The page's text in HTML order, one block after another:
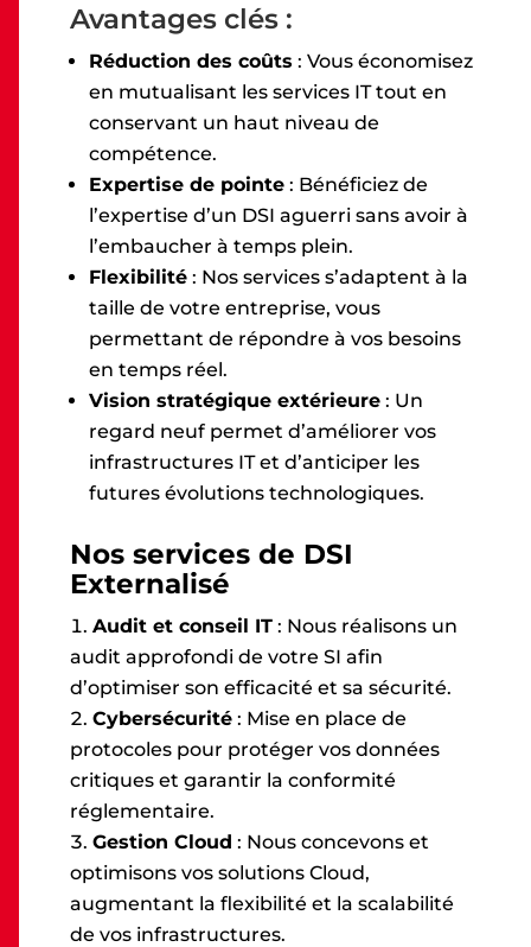
Avantages clés :
Réduction des coûts : Vous économisez
en mutualisant les services IT tout en
conservant un haut niveau de
compétence.
Expertise de pointe : Bénéficiez de
l’expertise d’un DSI aguerri sans avoir à
l’embaucher à temps plein.
Flexibilité : Nos services s’adaptent à la
taille de votre entreprise, vous
permettant de répondre à vos besoins
en temps réel.
Vision stratégique extérieure : Un
regard neuf permet d’améliorer vos
infrastructures IT et d’anticiper les
futures évolutions technologiques.
Nos services de DSI
Externalisé
Audit et conseil IT : Nous réalisons un
audit approfondi de votre SI afin
d’optimiser son efficacité et sa sécurité.
Cybersécurité : Mise en place de
protocoles pour protéger vos données
critiques et garantir la conformité
réglementaire.
Gestion Cloud : Nous concevons et
optimisons vos solutions Cloud,
augmentant la flexibilité et la scalabilité
de vos infrastructures.